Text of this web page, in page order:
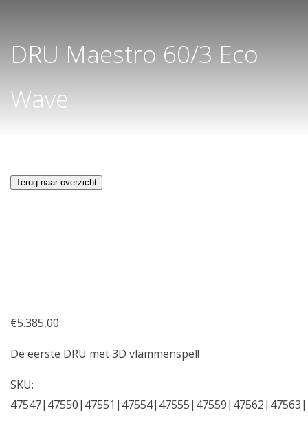
DRU Maestro 60/3 Eco
Wave
Terug naar overzicht
€5.385,00
De eerste DRU met 3D vlammenspel!
SKU: